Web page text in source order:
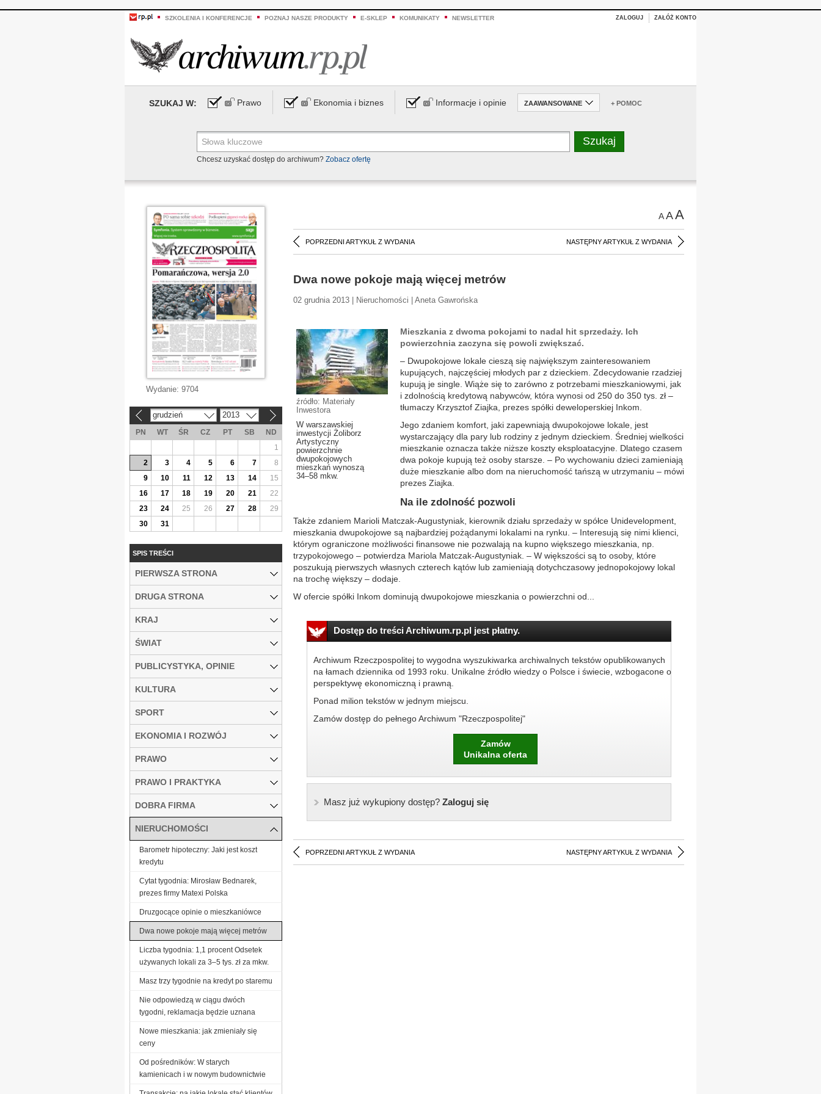
SZKOLENIA I KONFERENCJE POZNAJ NASZE PRODUKTY E-SKLEP KOMUNIKATY NEWSLETTER ZALOGUJ ZAŁÓŻ KONTO
SZUKAJ W: Prawo Ekonomia i biznes Informacje i opinie ZAAWANSOWANE + POMOC
Chcesz uzyskać dostęp do archiwum? Zobacz ofertę
AAA
POPRZEDNI ARTYKUŁ Z WYDANIA NASTĘPNY ARTYKUŁ Z WYDANIA
Dwa nowe pokoje mają więcej metrów
02 grudnia 2013 | Nieruchomości | Aneta Gawrońska
źródło: Materiały
Inwestora
W warszawskiej
inwestycji Żoliborz
Artystyczny
powierzchnie
dwupokojowych
mieszkań wynoszą
34–58 mkw.
Mieszkania z dwoma pokojami to nadal hit sprzedaży. Ich
powierzchnia zaczyna się powoli zwiększać.
– Dwupokojowe lokale cieszą się największym zainteresowaniem
kupujących, najczęściej młodych par z dzieckiem. Zdecydowanie rzadziej
kupują je single. Wiąże się to zarówno z potrzebami mieszkaniowymi, jak
i zdolnością kredytową nabywców, która wynosi od 250 do 350 tys. zł –
tłumaczy Krzysztof Ziajka, prezes spółki deweloperskiej Inkom.
Jego zdaniem komfort, jaki zapewniają dwupokojowe lokale, jest
wystarczający dla pary lub rodziny z jednym dzieckiem. Średniej wielkości
mieszkanie oznacza także niższe koszty eksploatacyjne. Dlatego czasem
dwa pokoje kupują też osoby starsze. – Po wychowaniu dzieci zamieniają
duże mieszkanie albo dom na nieruchomość tańszą w utrzymaniu – mówi
prezes Ziajka.
Na ile zdolność pozwoli
Także zdaniem Marioli Matczak-Augustyniak, kierownik działu sprzedaży w spółce Unidevelopment,
mieszkania dwupokojowe są najbardziej pożądanymi lokalami na rynku. – Interesują się nimi klienci,
którym ograniczone możliwości finansowe nie pozwalają na kupno większego mieszkania, np.
trzypokojowego – potwierdza Mariola Matczak-Augustyniak. – W większości są to osoby, które
poszukują pierwszych własnych czterech kątów lub zamieniają dotychczasowy jednopokojowy lokal
na trochę większy – dodaje.
W ofercie spółki Inkom dominują dwupokojowe mieszkania o powierzchni od...
Dostęp do treści Archiwum.rp.pl jest płatny.
Archiwum Rzeczpospolitej to wygodna wyszukiwarka archiwalnych tekstów opublikowanych
na łamach dziennika od 1993 roku. Unikalne źródło wiedzy o Polsce i świecie, wzbogacone o
perspektywę ekonomiczną i prawną.
Ponad milion tekstów w jednym miejscu.
Zamów dostęp do pełnego Archiwum "Rzeczpospolitej"
Zamów
Unikalna oferta
Masz już wykupiony dostęp?Zaloguj się
POPRZEDNI ARTYKUŁ Z WYDANIA NASTĘPNY ARTYKUŁ Z WYDANIA
Wydanie: 9704
grudzień 2013
PN WT ŚR CZ PT SB
ND
1
2
3 4 5 6 7
8
9
10 11 12 13 14
15
16
17 18 19 20 21
22
23
24 25 26 27 28
29
30
31
SPIS TREŚCI
PIERWSZA STRONA
DRUGA STRONA
KRAJ
ŚWIAT
PUBLICYSTYKA, OPINIE
KULTURA
SPORT
EKONOMIA I ROZWÓJ
PRAWO
PRAWO I PRAKTYKA
DOBRA FIRMA
NIERUCHOMOŚCI
Barometr hipoteczny: Jaki jest koszt
kredytu
Cytat tygodnia: Mirosław Bednarek,
prezes firmy Matexi Polska
Druzgocące opinie o mieszkaniówce
Dwa nowe pokoje mają więcej metrów
Liczba tygodnia: 1,1 procent Odsetek
używanych lokali za 3–5 tys. zł za mkw.
Masz trzy tygodnie na kredyt po staremu
Nie odpowiedzą w ciągu dwóch
tygodni, reklamacja będzie uznana
Nowe mieszkania: jak zmieniały się
ceny
Od pośredników: W starych
kamienicach i w nowym budownictwie